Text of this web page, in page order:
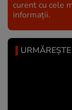
curent cu cele
informații.